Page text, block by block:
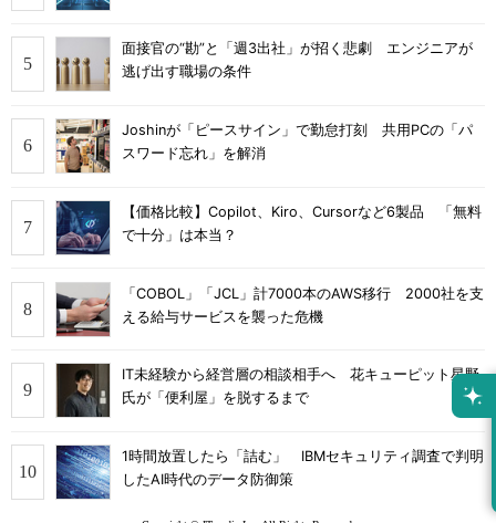
面接官の“勘”と「週3出社」が招く悲劇 エンジニアが
逃げ出す職場の条件
Joshinが「ピースサイン」で勤怠打刻 共用PCの「パ
スワード忘れ」を解消
【価格比較】Copilot、Kiro、Cursorなど6製品 「無料
で十分」は本当？
「COBOL」「JCL」計7000本のAWS移行 2000社を支
える給与サービスを襲った危機
IT未経験から経営層の相談相手へ 花キューピット星野
氏が「便利屋」を脱するまで
1時間放置したら「詰む」 IBMセキュリティ調査で判明
したAI時代のデータ防御策